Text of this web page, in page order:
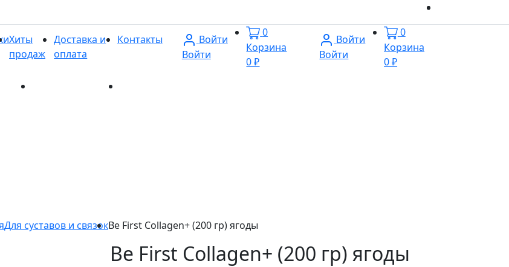
Хиты
продаж
Доставка и
оплата
Контакты
Войти
Войти
0
Корзина
0 ₽
Войти
Войти
0
Корзина
0 ₽
Доставка и оплата
Для суставов и связокBe First Collagen+ (200 гр) ягоды
Be First Collagen+ (200 гр) ягоды